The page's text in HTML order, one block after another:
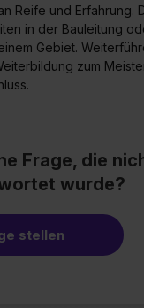
Reife und Erfahrung.
in der Bauleitung
Gebiet.
zum
Frage, die
wurde?
stellen